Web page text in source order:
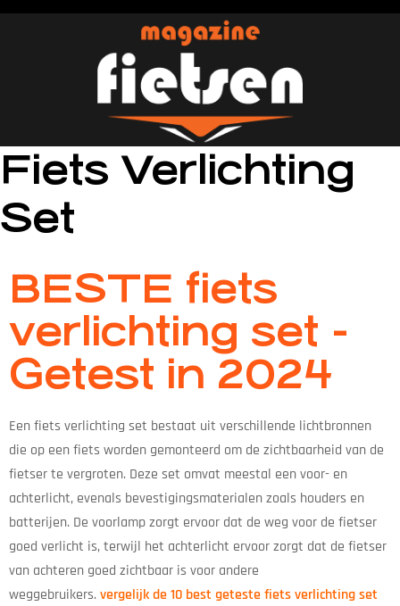
Fiets Verlichting
Set
BESTE fiets
verlichting set -
Getest in 2024
Een fiets verlichting set bestaat uit verschillende lichtbronnen
die op een fiets worden gemonteerd om de zichtbaarheid van de
fietser te vergroten. Deze set omvat meestal een voor- en
achterlicht, evenals bevestigingsmaterialen zoals houders en
batterijen. De voorlamp zorgt ervoor dat de weg voor de fietser
goed verlicht is, terwijl het achterlicht ervoor zorgt dat de fietser
van achteren goed zichtbaar is voor andere
weggebruikers.vergelijk de 10 best getestefiets verlichting set